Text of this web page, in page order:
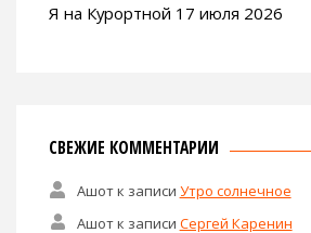
Я на Курортной 17 июля 2026
СВЕЖИЕ КОММЕНТАРИИ
Ашотк записи Утро солнечное
Ашотк записи Сергей Каренин